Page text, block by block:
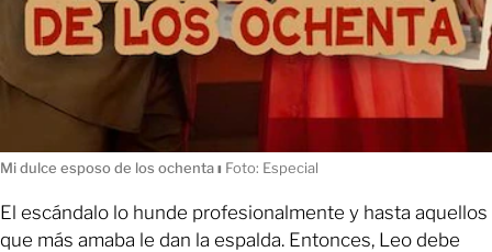
Mi dulce esposo de los ochentaı Foto: Especial
El escándalo lo hunde profesionalmente y hasta aquellos
que más amaba le dan la espalda. Entonces, Leo debe